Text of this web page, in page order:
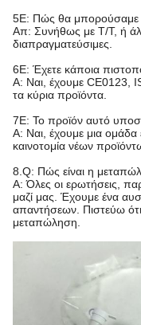
5Ε: Πώς θα
Απ: Συνήθως με T/T, ή
διαπραγματεύσιμες.
6Ε: Έχετε κάποια
Α: Ναι, έχουμε CE0123,
τα κύρια προϊόντα.
7Ε: Το προϊόν αυτό
Α: Ναι, έχουμε μια ομάδα
καινοτομία νέων
8.Q: Πώς είναι η
Α: Όλες οι ερωτήσεις,
μαζί μας. Έχουμε ένα
απαντήσεων. Πιστεύω
μεταπώληση.